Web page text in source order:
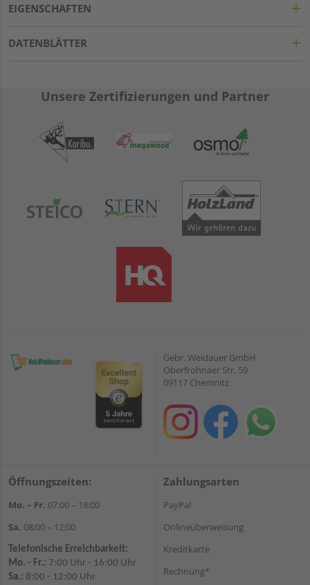
EIGENSCHAFTEN
DATENBLÄTTER
Unsere Zertifizierungen und Partner
Gebr. Weidauer GmbH
Oberfrohnaer Str. 59
09117 Chemnitz
Öffnungszeiten:
Mo. – Fr. 07:00 – 18:00
Sa. 08:00 – 12:00
Telefonische Erreichbarkeit:
Mo. - Fr.: 7:00 Uhr - 16:00 Uhr
Sa.: 8:00 - 12:00 Uhr
Zahlungsarten
PayPal
Onlineüberweisung
Kreditkarte
Rechnung*